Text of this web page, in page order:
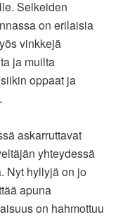
Selkeiden
on erilaisia
vinkkejä
ja muilta
oppaat ja
askarruttavat
yhteydessä
Nyt hyllyjä on jo
apuna
on hahmottuu